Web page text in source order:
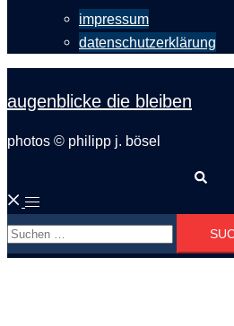
impressum
datenschutzerklärung
augenblicke die bleiben
photos © philipp j. bösel
Menü
umschalten
Suchen
nach: